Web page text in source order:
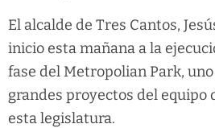
El alcalde de Tres Cantos,
inicio esta mañana a la
fase del Metropolian Park,
grandes proyectos del equipo
esta legislatura.